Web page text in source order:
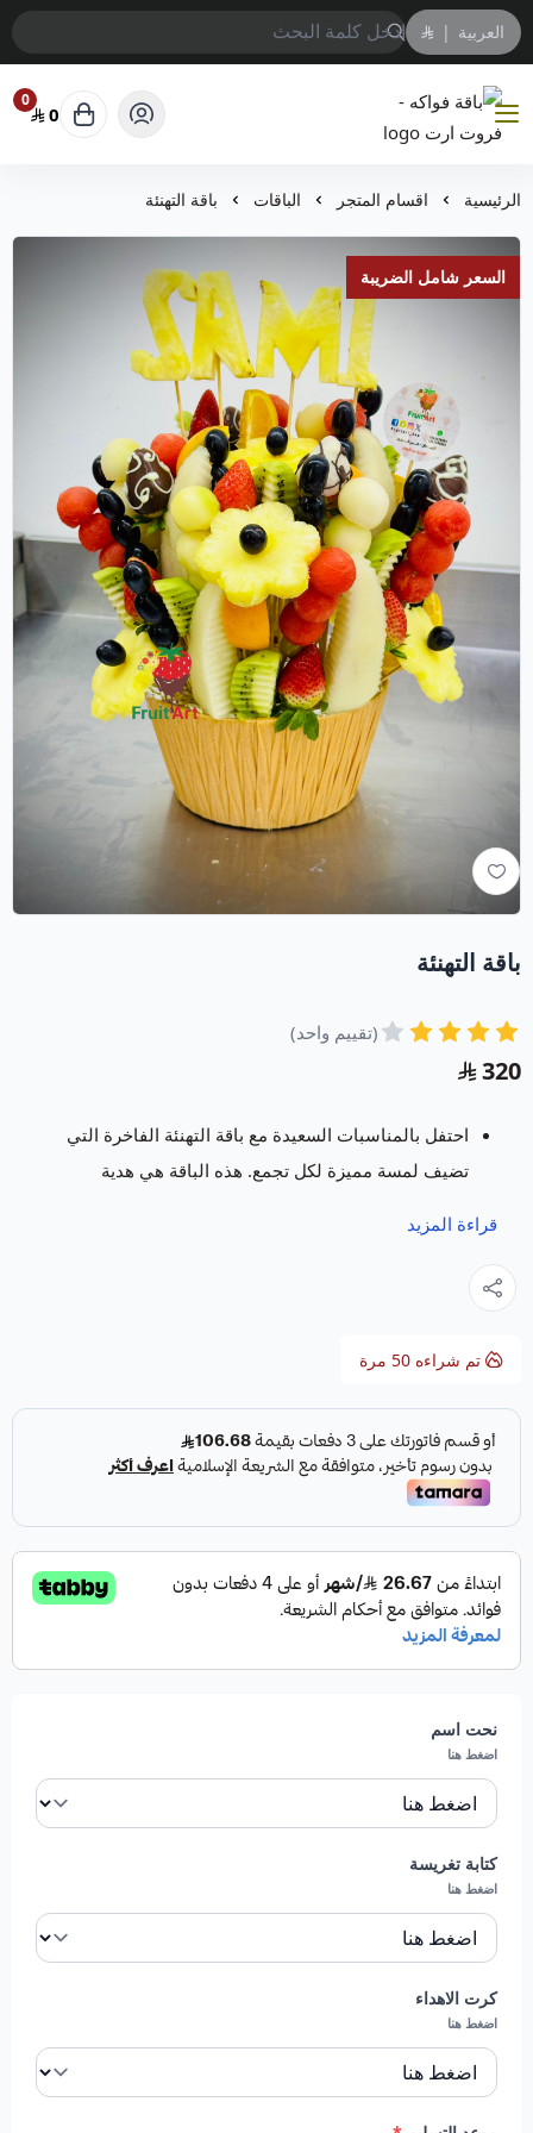
العربية |
باقة فواكه - فروت ارت
0
0
الرئيسية اقسام المتجر الباقات باقة التهنئة
السعر شامل الضريبة
باقة التهنئة
(تقييم واحد)
320
احتفل بالمناسبات السعيدة مع باقة التهنئة الفاخرة التي
تضيف لمسة مميزة لكل تجمع. هذه الباقة هي هدية
لتعبّر عن مشاعرك بطريقة استثنائية.
ومميزة تسر كل من رأها وتجعل مناسبتكم حدث لا
المواصفات:
القسم: باقات الفواكه
اسم المنتج:باقة التهنئة.
مع فراولة مغمورة بالشوكولاته.
الباقة تكفي 25 شخص.
تضم الباقة تشكيلة مختارة بعناية من الفواكه الطازجة
مثل الأناناس، الشمام، الكيوي، البرتقال، العنب الأسود،
جميع الأذواق.
فردًا، ما يجعلها خيارًا عمليًا ورائعًا للحفلات والمناسبات.
تأتي الباقة بتنسيق جميل يضفي لمسة فاخرة على
مائدتك أو مناسبتك، مع إمكانية استبدال الفازة عند عدم
توفرها ببديل مناسب يحافظ على الشكل.
يتم اختيار الفواكه التي تصلنا يومياً بدقة لضمان نضارتها
قراءة المزيد
تم شراءه 50 مرة
نحت اسم
اضغط هنا
كتابة تغريسة
اضغط هنا
كرت الاهداء
اضغط هنا